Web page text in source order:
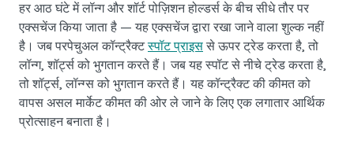
हर आठ घंटे में लॉन्ग और शॉर्ट पोज़िशन होल्डर्स के बीच सीधे तौर पर
एक्सचेंज किया जाता है — यह एक्सचेंज द्वारा रखा जाने वाला शुल्क नहीं
है। जब परपेचुअल कॉन्ट्रैक्टस्पॉट प्राइससे ऊपर ट्रेड करता है, तो
लॉन्ग, शॉर्ट्स को भुगतान करते हैं। जब यह स्पॉट से नीचे ट्रेड करता है,
तो शॉर्ट्स, लॉन्ग्स को भुगतान करते हैं। यह कॉन्ट्रैक्ट की कीमत को
वापस असल मार्केट कीमत की ओर ले जाने के लिए एक लगातार आर्थिक
प्रोत्साहन बनाता है।